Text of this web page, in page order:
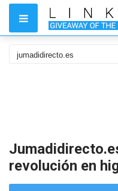
revolución en